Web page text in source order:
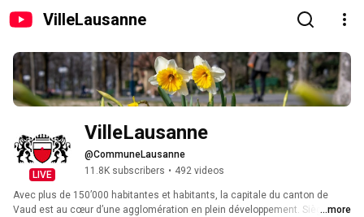
VilleLausanne
LIVE
VilleLausanne
@CommuneLausanne
11.8K subscribers • 492 videos
Avec plus de 150’000 habitantes et habitants, la capitale du canton de
Vaud est au cœur d’une agglomération en plein développement. Siège du
...more